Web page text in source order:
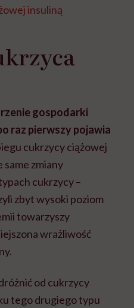
insuliną
gospodarki
raz pierwszy pojawia
cukrzycy ciążowej
same zmiany
cukrzycy –
zbyt wysoki poziom
towarzyszy
wrażliwość
od cukrzycy
tego drugiego typu